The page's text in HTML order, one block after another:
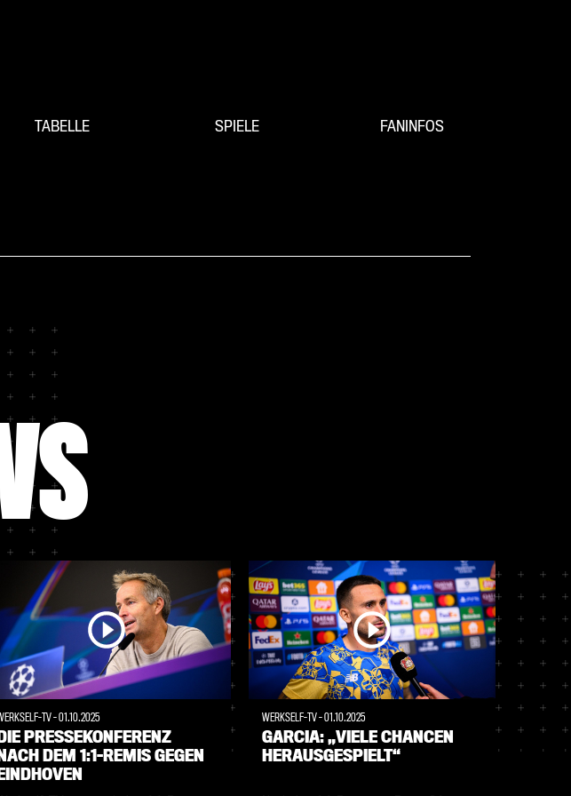
TABELLE SPIELE FANINFOS
TV-01.10.2025
DIE PRESSEKONFERENZ
NACH DEM 1:1-REMIS GEGEN
EINDHOVEN
WERKSELF-TV-01.10.2025
GARCIA: „VIELE CHANCEN
HERAUSGESPIELT“
DIE